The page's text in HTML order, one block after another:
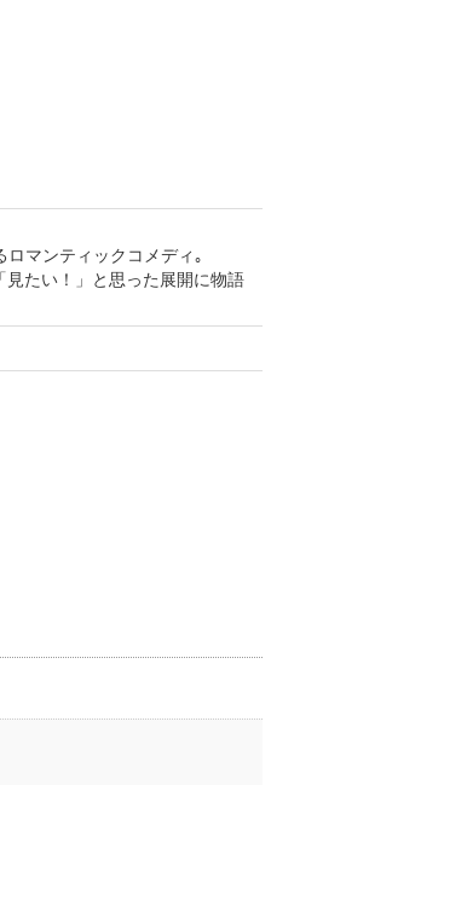
マンティックコメディ｡
たい！」と思った展開に物語